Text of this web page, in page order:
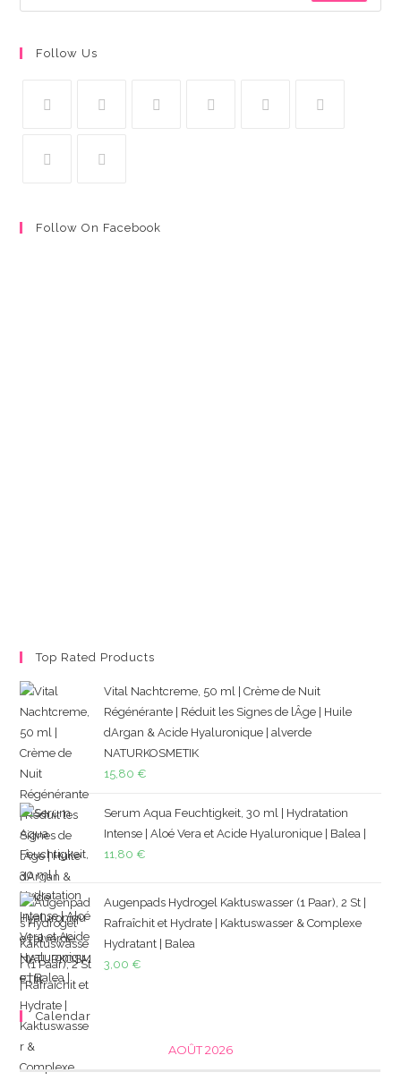
Follow Us
Follow On Facebook
Top Rated Products
Vital Nachtcreme, 50 ml | Crème de Nuit
Régénérante | Réduit les Signes de lÂge | Huile
dArgan & Acide Hyaluronique | alverde
NATURKOSMETIK
15,80 €
Serum Aqua Feuchtigkeit, 30 ml | Hydratation
Intense | Aloé Vera et Acide Hyaluronique | Balea |
11,80 €
Augenpads Hydrogel Kaktuswasser (1 Paar), 2 St |
Rafraîchit et Hydrate | Kaktuswasser & Complexe
Hydratant | Balea
3,00 €
Calendar
AOÛT 2026